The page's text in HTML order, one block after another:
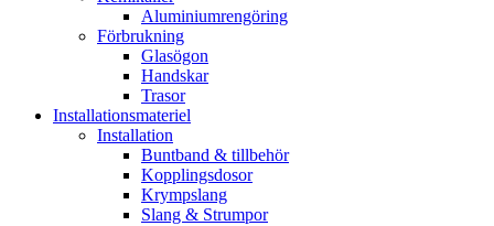
Aluminiumrengöring
Förbrukning
Glasögon
Handskar
Trasor
Installationsmateriel
Installation
Buntband & tillbehör
Kopplingsdosor
Krympslang
Slang & Strumpor